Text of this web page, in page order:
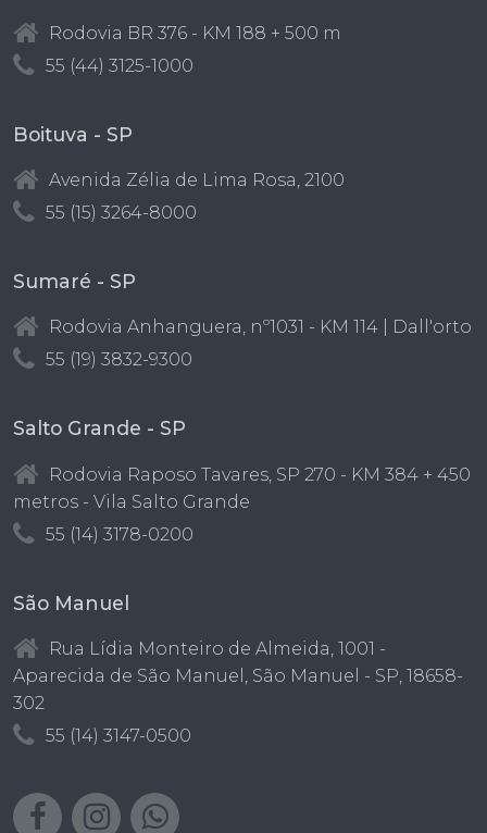
Rodovia BR 376 - KM 188 + 500 m
55 (44) 3125-1000
Boituva - SP
Avenida Zélia de Lima Rosa, 2100
55 (15) 3264-8000
Sumaré - SP
Rodovia Anhanguera, nº1031 - KM 114 | Dall'orto
55 (19) 3832-9300
Salto Grande - SP
Rodovia Raposo Tavares, SP 270 - KM 384 + 450
metros - Vila Salto Grande
55 (14) 3178-0200
São Manuel
Rua Lídia Monteiro de Almeida, 1001 -
Aparecida de São Manuel, São Manuel - SP, 18658-
302
55 (14) 3147-0500